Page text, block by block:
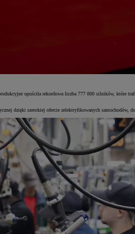
opuściła rekordowa liczba 777 000 silników, które
dzięki szerokiej ofercie zelektryfikowanych